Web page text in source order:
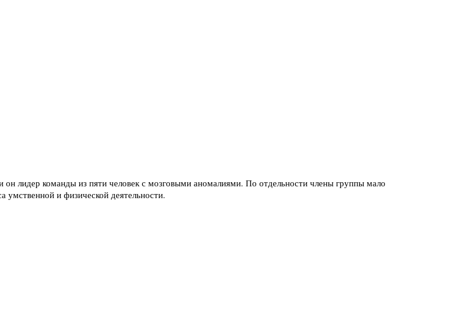
лидер команды из пяти человек с мозговыми аномалиями. По отдельности члены группы мало
и физической деятельности.